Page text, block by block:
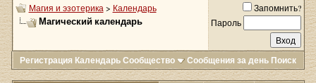
Магия и эзотерика > Календарь
Магический календарь
Запомнить?
Пароль
Регистрация КалендарьСообщество Сообщения за день Поиск